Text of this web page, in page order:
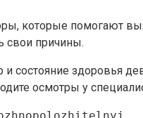
которые помогают
свои причины.
состояние здоровья
осмотры у